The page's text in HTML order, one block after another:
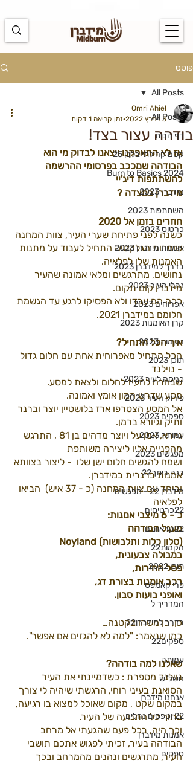
פוסט
All Posts
דף הבית
קסם קהילתי בלבן 25
Burn to Basics 2024
מידברן 2023
השתתפות 2023
כרטוס 2023
אומנות מידברן 2023
בדרך למידברן 2023
נהלי העיר 2023
אפרוחים 2023
קרן האומנות 2023
הקמות 2023
תוכן 2023
כניסה לעיר 2023
פירוק העיר 2023
ספקים 2023
עמותה 2023
מפגשים 2023
בנה ביתך22
מידברן 22 - מפגשים
22כרטיסים
22קראוונים
הקמות22
תוכן 2022
פרי קאמפס
המדריך ל
בדרך למידברן22
ספקים22
עמותה
חשל"ש
אנחנו מידברן
22 וטפסים נהלים
אמנות מידברן
טפסים
All Posts
בודהה עצור בצד!
Omri Ahiel
3 במרץ 2022
זמן קריאה 1 דקות
אז לא התאפקנו ויצאנו לבדוק מי הוא
הבודהה שמככב בפרסומי ההרשמה
להשתתפות דיג'יי
מידברן במצדה ?
חוזרים בזמן אל 2020
כשנה לפני פתיחת שערי העיר, צוות המחנה
שומרות הגלקסיה התחיל לעבוד על מתנות
האמנות שלו לפלאיה.
נחושים, מתרגשים ומלאי אמונה שהעיר
מידברן קום תקום.
ככה הם עבדו ולא הפסיקו לרגע עד הגשמת
חלומם במידברן 2021.
איך הכל התחיל?
הכל התחיל מאפרוחית אחת עם חלום גדול
- נוילנד
שבחרה להעיז לחלום ולצאת למסע.
מסע שדרש המון אומץ ואמונה.
אל המסע הצטרפו ארז בלושטיין יוצר וברנר
ותיק וגיורא ברמן.
גיורא, אמן על ויוצר מדהים בן 81 , התרגש
מהפנייה אליו ליצירה משותפת
ושמח להגשים חלום ישן שלו  - ליצור בצוותא
אמנות ברנרית במידברן.
וביחד עם צוות המחנה (כ - 37 איש)  הביאו
לפלאיה
כ - 6 מיצבי אמנות:
מעגל הבודהה
Noyland (סלון כלות ותלבושות)
במבולה צבעונית,
פסל החירות,
רכב אומנות בצורת דג,
ואופני בועות סבון.
כן, כן משהו בקטנה…
כמו שנאמר: "למה לא להגזים אם אפשר".
שאלנו למה בודהה?
נוילנד מספרת : כשדמיינתי את העיר
הסואנת בעיני רוחי, הרגשתי שיהיה לי צורך
במקום שקט , מקום שאוכל למצוא בו רגיעה,
בתוך כל התנועה של העיר.
וכך היה, בכל פעם שהגעתי אל מרחב
הבודהה בעיר, זכיתי לפגוש אתכם תושבי
העיר, מתרגשים ונהנים מהמרחב ובכך